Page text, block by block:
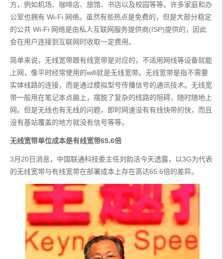
方，例如机场、咖啡店、旅馆、书店以及校园等等。许多家庭和办
公室也拥有 Wi-Fi 网络。虽然有些热点是免费的，但是大部分稳定
的公共 Wi-Fi 网络是由私人互联网服务提供商(ISP)提供的，因此
会在用户连接到互联网时收取一定费用。
简单来说，无线宽带跟有线宽带是对应的，不适用网线等设备就能
上网，像平时经常使用的wifi就是无线宽带。无线宽带是指不需要
实体线路的连接，而是通过模拟型号传播信号的通讯技术。无线宽
带一般用在笔记本点脑上，摆脱了复杂的线路的阻碍，随时随地上
网。但是无线也有无线的问题，即时网速没有有线快带的快，而且
没有基站覆盖的地方就没有信号等等。
无线宽带单位成本是有线宽带65.6倍
3月20日消息，中国联通科技委主任刘韵洁今天透露，以3G为代表
的无线宽带与有线宽带在部署成本上存在高达65.6倍的差异。